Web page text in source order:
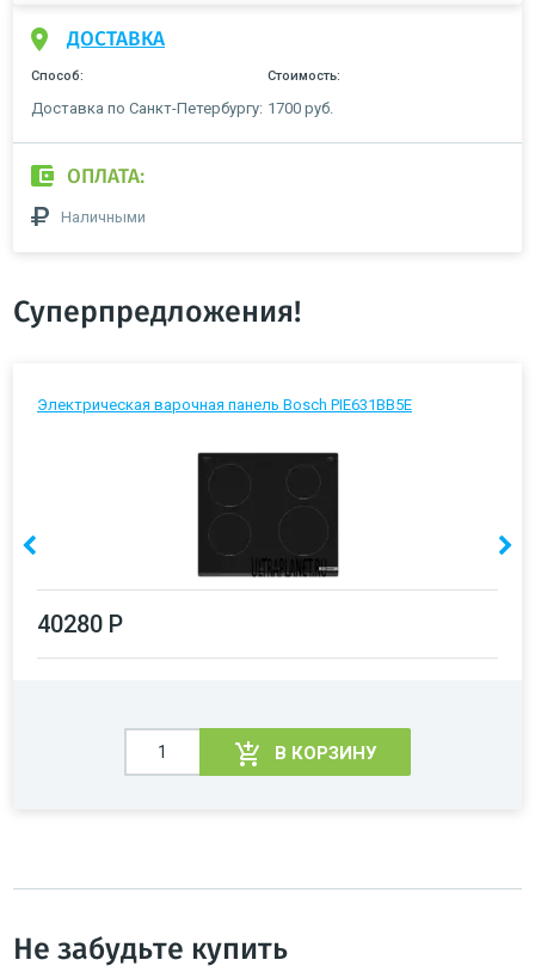
ДОСТАВКА
Способ: Стоимость:
Доставка по Санкт-Петербургу: 1700 руб.
ОПЛАТА:
Наличными
Суперпредложения!
Электрическая варочная панель Bosch PIE631BB5E
40280 Р
В КОРЗИНУ
Не забудьте купить